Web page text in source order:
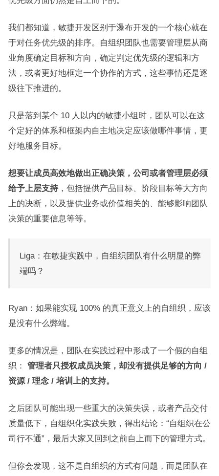
我们都知道，敏捷开发区别于瀑布开发的一个核心就在
于对任务优先级的排序。自组织团队也需要管理层从商
业角度确定目标和方向，确定判定优先级的逻辑和方
法，或者更好地框定一个协作的方式，这些事情还是逐
级往下推进的。
只是落到某个 10 人以内的敏捷小组时，团队可以在这
个定好的体系和框架内自主地决定应该做哪件事情，更
好地服务目标。
想要让成员高效地做出正确决策，公司或者管理层必须
给予上层支持，包括提供产品目标、阶段目标等大方向
上的决断，以及提供业务或价值相关的、能够影响团队
决策的重要信息等等。
Liga：在敏捷实践中，自组织团队有什么明显的弊
端吗？
Ryan：如果能实现 100% 的真正意义上的自组织，应该
是没有什么弊端。
更多的情况是，团队在实践过程中形成了一个假的自组
织： 管理者只授权成员决策，却没有提供足够的方向 /
资源 / 理念 / 培训上的支持。
之后团队可能出现一些重大的决策失误，或者产品交付
质量低下，自组织化实践失败，得出结论：“自组织在公
司行不通”，最后大家又回到之前自上而下的管理方式。
但你会发现，这不是自组织的方式有问题，而是团队在